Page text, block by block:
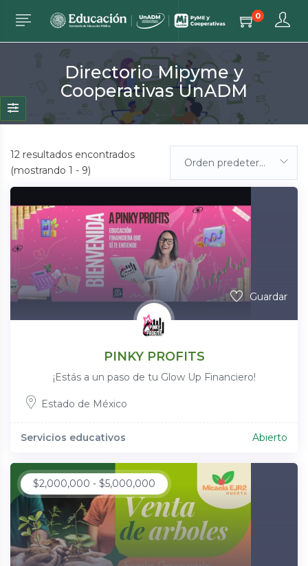
0
Directorio Mipyme y
Cooperativas UnADM
12 resultados encontrados
(mostrando 1 - 9)
Orden predeterminada
Guardar
PINKY PROFITS
¡Estás a un paso de tu Glow Up Financiero!
Estado de México
Servicios educativos Abierto
$2,000,000 - $5,000,000